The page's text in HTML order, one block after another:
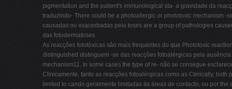
pigmentation and the patient's immunological sta- a gravidade da
traduzindo- There could be a photoallergic or phototoxic mechanism
causadas ou exacerbadas pela toses are a group of pathologies
das fotodermatoses.
As reacções fototóxicas são mais frequentes do que Phototoxic
distinguished distinguem -se das reacções fotoalérgicas pela
mechanism11. In some cases the type of re- não se consegue
Clinicamente, tanto as reacções fotoalérgicas como as Clinically,
limited to cando geralmente limitadas às áreas de contacto, ou por